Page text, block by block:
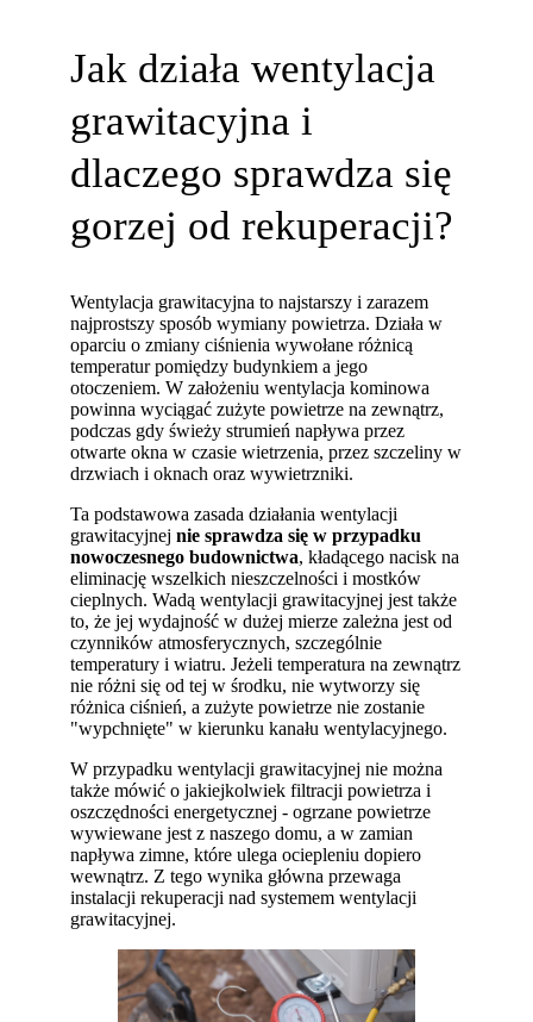
Jak działa wentylacja
grawitacyjna i
dlaczego sprawdza się
gorzej od rekuperacji?
Wentylacja grawitacyjna to najstarszy i zarazem
najprostszy sposób wymiany powietrza. Działa w
oparciu o zmiany ciśnienia wywołane różnicą
temperatur pomiędzy budynkiem a jego
otoczeniem. W założeniu wentylacja kominowa
powinna wyciągać zużyte powietrze na zewnątrz,
podczas gdy świeży strumień napływa przez
otwarte okna w czasie wietrzenia, przez szczeliny w
drzwiach i oknach oraz wywietrzniki.
Ta podstawowa zasada działania wentylacji
grawitacyjnejnie sprawdza się w przypadku
nowoczesnego budownictwa, kładącego nacisk na
eliminację wszelkich nieszczelności i mostków
cieplnych. Wadą wentylacji grawitacyjnej jest także
to, że jej wydajność w dużej mierze zależna jest od
czynników atmosferycznych, szczególnie
temperatury i wiatru. Jeżeli temperatura na zewnątrz
nie różni się od tej w środku, nie wytworzy się
różnica ciśnień, a zużyte powietrze nie zostanie
"wypchnięte" w kierunku kanału wentylacyjnego.
W przypadku wentylacji grawitacyjnej nie można
także mówić o jakiejkolwiek filtracji powietrza i
oszczędności energetycznej - ogrzane powietrze
wywiewane jest z naszego domu, a w zamian
napływa zimne, które ulega ociepleniu dopiero
wewnątrz. Z tego wynika główna przewaga
instalacji rekuperacji nad systemem wentylacji
grawitacyjnej.